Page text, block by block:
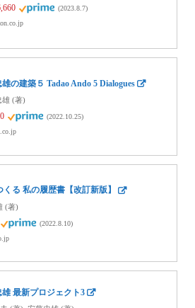
(2023.8.7)
の建築５ Tadao Ando 5 Dialogues
雄 (著)
(2022.10.25)
くる 私の履歴書【改訂新版】
(著)
(2022.8.10)
雄 最新プロジェクト3